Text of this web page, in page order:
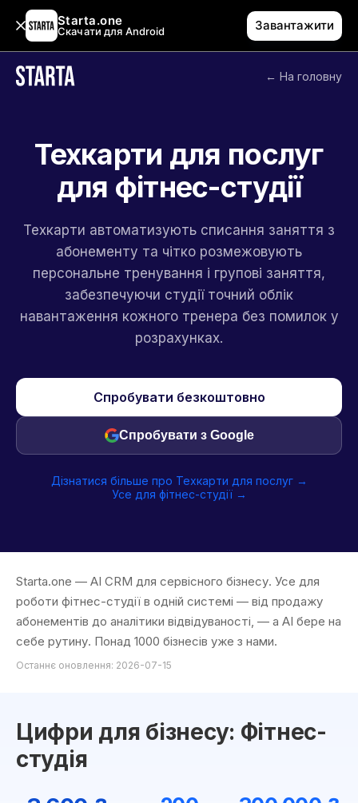
Starta.one
Скачати для Android Завантажити
← На головну
Техкарти для послуг
для фітнес-студії
Техкарти автоматизують списання заняття з
абонементу та чітко розмежовують
персональне тренування і групові заняття,
забезпечуючи студії точний облік
навантаження кожного тренера без помилок у
розрахунках.
Спробувати безкоштовно
Спробувати з Google
Дізнатися більше про Техкарти для послуг →
Усе для фітнес-студії →
Starta.one — AI CRM для сервісного бізнесу. Усе для
роботи фітнес-студії в одній системі — від продажу
абонементів до аналітики відвідуваності, — а AI бере на
себе рутину. Понад 1000 бізнесів уже з нами.
Останнє оновлення: 2026-07-15
Цифри для бізнесу: Фітнес-
студія